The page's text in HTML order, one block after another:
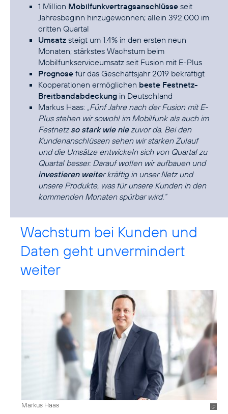
1 Million Mobilfunkvertragsanschlüsse seit
Jahresbeginn hinzugewonnen; allein 392.000 im
dritten Quartal
Umsatz steigt um 1,4% in den ersten neun
Monaten; stärkstes Wachstum beim
Mobilfunkserviceumsatz seit Fusion mit E-Plus
Prognose für das Geschäftsjahr 2019 bekräftigt
Kooperationen ermöglichen beste Festnetz-
Breitbandabdeckung in Deutschland
Markus Haas: „Fünf Jahre nach der Fusion mit E-
Plus stehen wir sowohl im Mobilfunk als auch im
Festnetzso stark wie niezuvor da. Bei den
Kundenanschlüssen sehen wir starken Zulauf
und die Umsätze entwickeln sich von Quartal zu
Quartal besser. Darauf wollen wir aufbauen und
investieren weiter kräftig in unser Netz und
unsere Produkte, was für unsere Kunden in den
kommenden Monaten spürbar wird.“
Wachstum bei Kunden und
Daten geht unvermindert
weiter
Markus Haas